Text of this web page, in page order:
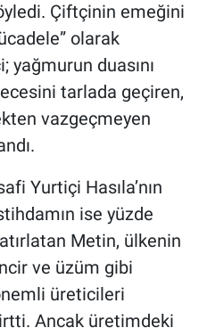
Çiftçinin emeğini
olarak
yağmurun duasını
tarlada geçiren,
vazgeçmeyen
Yurtiçi Hasıla’nın
ise yüzde
Metin, ülkenin
ve üzüm gibi
üreticileri
Ancak üretimdeki